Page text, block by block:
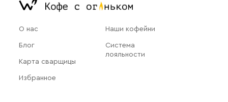
О нас
Блог
Карта сварщицы
Избранное
Наши кофейни
Система
лояльности